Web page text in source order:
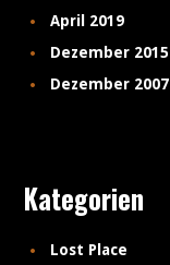
April 2019
Dezember 2015
Dezember 2007
Kategorien
Lost Place